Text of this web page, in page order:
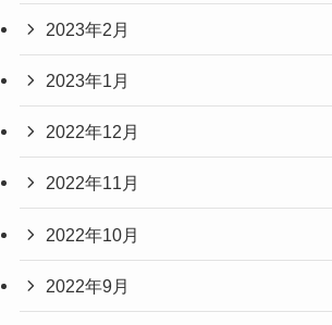
2023年2月
2023年1月
2022年12月
2022年11月
2022年10月
2022年9月